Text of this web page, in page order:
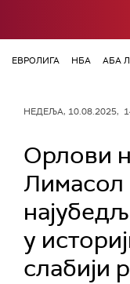
ЕВРОЛИГА НБА АБА
НЕДЕЉА, 10.08.2025,
Орлови
Лимасол
у
слабији